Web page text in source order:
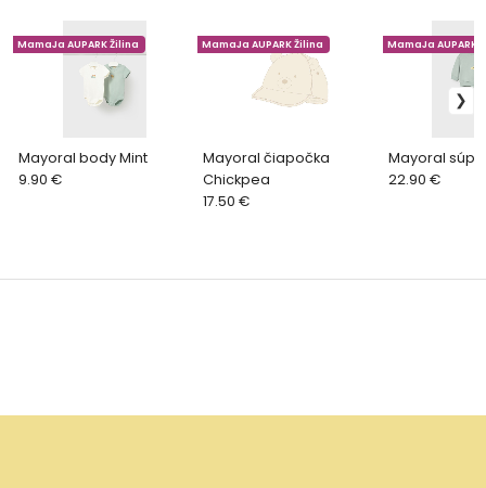
Mayoral body Mint
MamaJa AUPARK Žilina
9.90 €
Mayoral čiapočka
Chickpea
MamaJa AUPARK Žilina
17.50 €
Mayoral
MamaJa AUPARK
22.90 €